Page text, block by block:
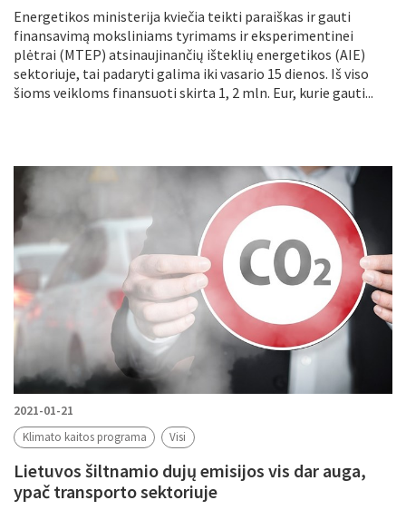
Energetikos ministerija kviečia teikti paraiškas ir gauti
finansavimą moksliniams tyrimams ir eksperimentinei
plėtrai (MTEP) atsinaujinančių išteklių energetikos (AIE)
sektoriuje, tai padaryti galima iki vasario 15 dienos. Iš viso
šioms veikloms finansuoti skirta 1, 2 mln. Eur, kurie gauti...
2021-01-21
Klimato kaitos programa Visi
Lietuvos šiltnamio dujų emisijos vis dar auga,
ypač transporto sektoriuje